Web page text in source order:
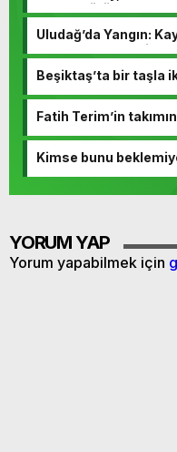
buldu! Görüşmeler
Uludağ’da Yangın:
Hayatını Kaybetti
Beşiktaş’ta bir taşla
detayları
Fatih Terim’in
kaldırdı
Kimse bunu
yollarını ayırıyor
YORUM YAP
Yorum yapabilmek için